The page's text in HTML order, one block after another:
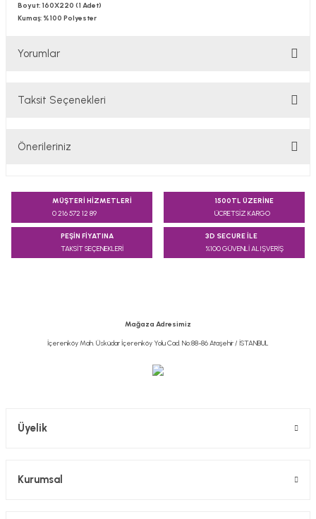
Boyut: 160X220 (1 Adet)
Kumaş: %100 Polyester
Yorumlar
Taksit Seçenekleri
Önerileriniz
konularda yetersiz gördüğünüz noktaları öneri formunu
kullanarak tarafımıza iletebilirsiniz.
Ürün resmi kalitesiz, bozuk veya görüntülenemiyor.
MÜŞTERİ HİZMETLERİ
0 216 572 12 89
1500TL ÜZERİNE
ÜCRETSİZ KARGO
PEŞİN FİYATINA
TAKSİT SEÇENEKLERİ
3D SECURE İLE
%100 GÜVENLİ ALIŞVERİŞ
Mağaza Adresimiz
İçerenköy Mah. Üsküdar İçerenköy Yolu Cad. No:88-86 Ataşehir / İSTANBUL
Üyelik
Kurumsal